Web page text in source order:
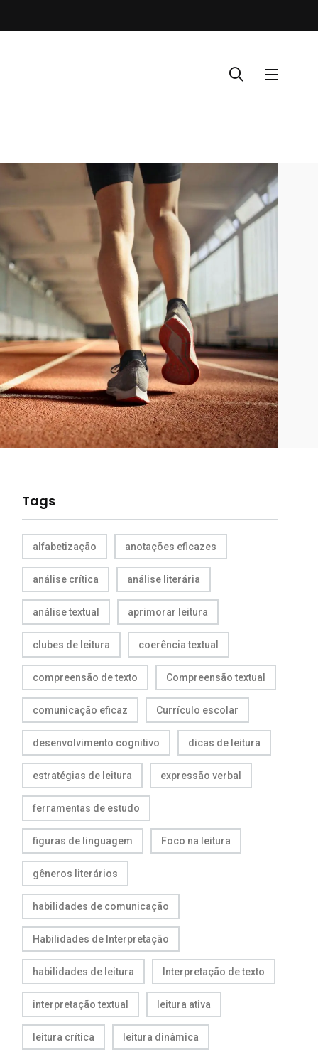
Tags
alfabetização anotações eficazes
análise crítica análise literária
análise textual aprimorar leitura
clubes de leitura coerência textual
compreensão de texto Compreensão textual
comunicação eficaz Currículo escolar
desenvolvimento cognitivo dicas de leitura
estratégias de leitura expressão verbal
ferramentas de estudo
figuras de linguagem Foco na leitura
gêneros literários
habilidades de comunicação
Habilidades de Interpretação
habilidades de leitura Interpretação de texto
interpretação textual leitura ativa
leitura crítica leitura dinâmica